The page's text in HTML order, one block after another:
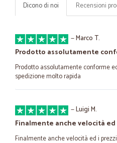
Dicono di noi Recensioni
—Marco T.
Prodotto assolutamente
Prodotto assolutamente conforme
spedizione molto rapida
—Luigi M.
Finalmente anche velocità ed
Finalmente anche velocità ed i